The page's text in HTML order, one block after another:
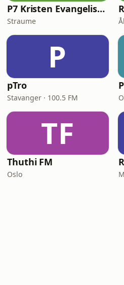
P7 Kristen Evangeliske sanger
Straume
P
pTro
Stavanger · 100.5 FM
TF
Thuthi FM
Oslo